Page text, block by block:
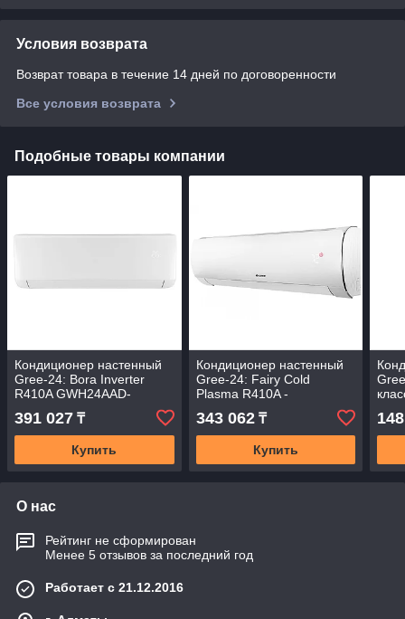
Условия возврата
Возврат товара в течение 14 дней по договоренности
Все условия возврата
Подобные товары компании
Кондиционер настенный
Gree-24: Bora Inverter
R410A GWH24AAD-
K3DNA1A (без
соединительной
инсталляции)
391 027 ₸
Купить
Кондиционер настенный
Gree-24: Fairy Cold
Plasma R410A -
GWH24ACDXE-K3NNA1A
(без соединительной
инсталляции)
343 062₸
Купить
О нас
Рейтинг не сформирован
Менее 5 отзывов за последний год
Работает с 21.12.2016